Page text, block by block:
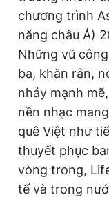
chương trình
năng châu Á)
Những vũ
ba, khăn rằn,
nhảy mạnh
nền nhạc
quê Việt như
thuyết phục
vòng trong,
tế và trong